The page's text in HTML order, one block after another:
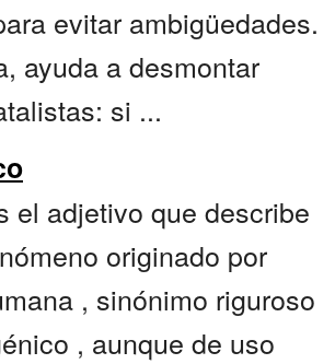
evitar ambigüedades.
ayuda a desmontar
si ...
el adjetivo que describe
originado por
, sinónimo riguroso
, aunque de uso